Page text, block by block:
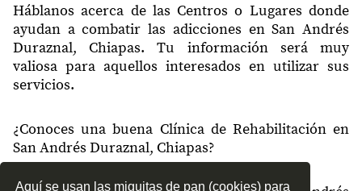
Aquí se usan las miguitas de pan (cookies) para
Háblanos acerca de las Centros o Lugares donde
ayudan a combatir las adicciones en San Andrés
Duraznal, Chiapas. Tu información será muy
valiosa para aquellos interesados en utilizar sus
servicios.
¿Conoces una buena Clínica de Rehabilitación en
San Andrés Duraznal, Chiapas?